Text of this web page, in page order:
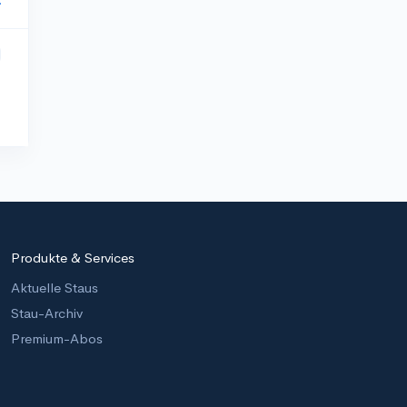
Produkte & Services
Aktuelle Staus
Stau-Archiv
Premium-Abos